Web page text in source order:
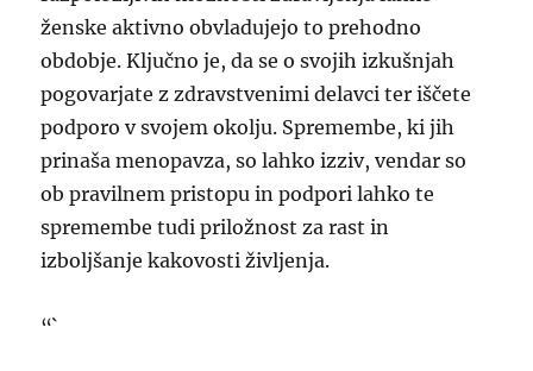
ženske aktivno obvladujejo to prehodno
obdobje. Ključno je, da se o svojih izkušnjah
pogovarjate z zdravstvenimi delavci ter iščete
podporo v svojem okolju. Spremembe, ki jih
prinaša menopavza, so lahko izziv, vendar so
ob pravilnem pristopu in podpori lahko te
spremembe tudi priložnost za rast in
izboljšanje kakovosti življenja.
“`